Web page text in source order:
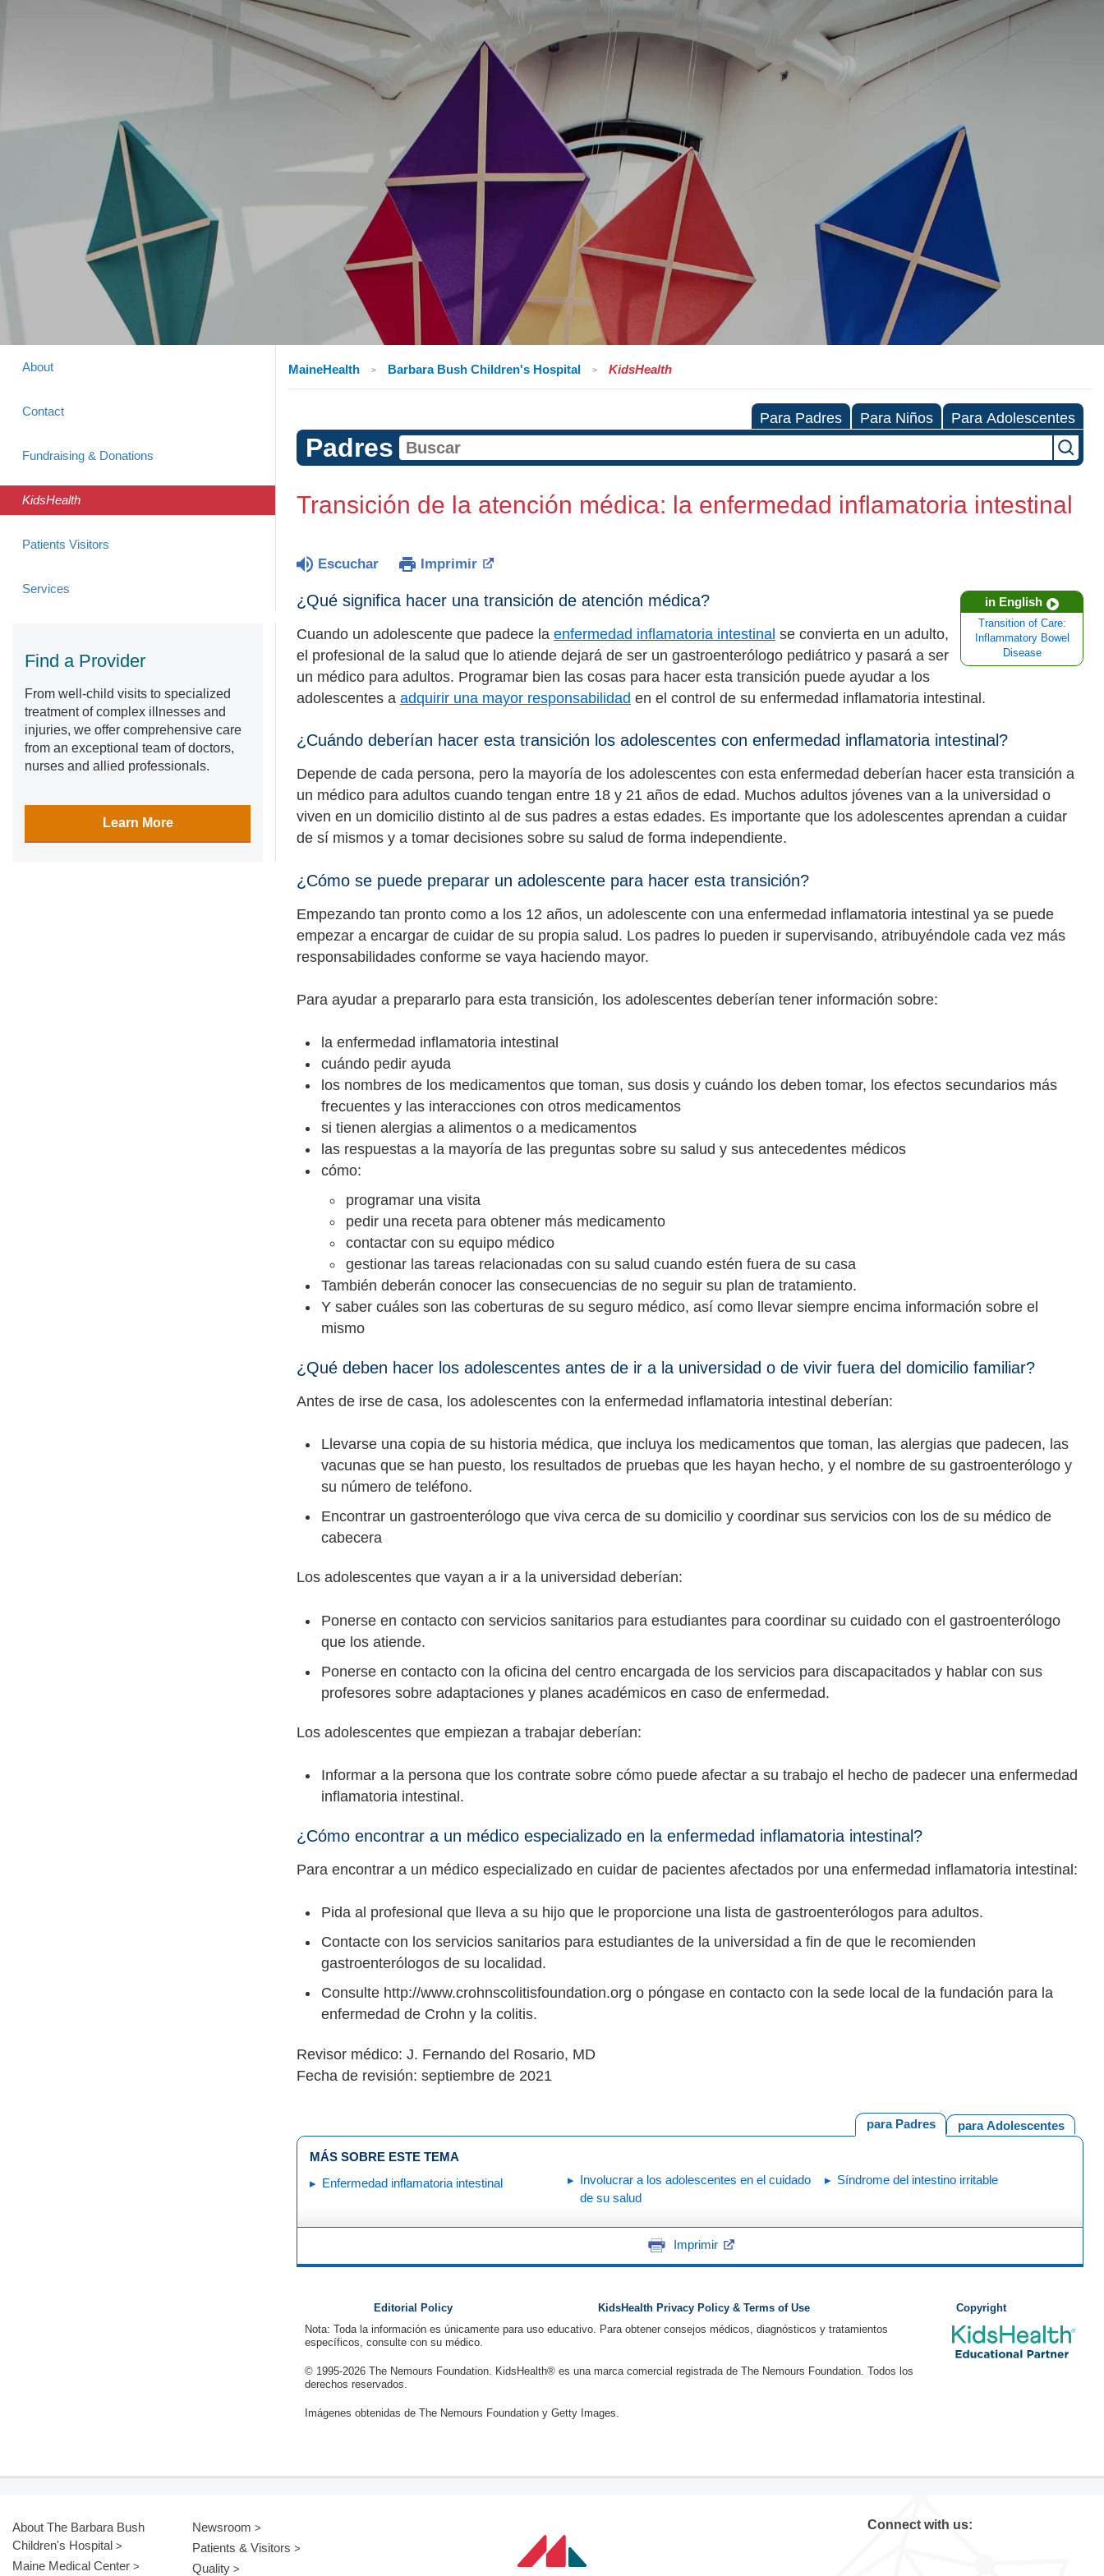
About
Contact
Fundraising & Donations
KidsHealth
Patients Visitors
Services
Find a Provider
From well-child visits to specialized
treatment of complex illnesses and
injuries, we offer comprehensive care
from an exceptional team of doctors,
nurses and allied professionals.
Learn More
MaineHealth Barbara Bush Children's Hospital KidsHealth
Para Padres Para Niños Para Adolescentes
Padres
Transición de la atención médica: la enfermedad inflamatoria intestinal
Escuchar Imprimir
in English
Transition of Care:
Inflammatory Bowel
Disease
¿Qué significa hacer una transición de atención médica?
Cuando un adolescente que padece la enfermedad inflamatoria intestinal se convierta en un adulto,
el profesional de la salud que lo atiende dejará de ser un gastroenterólogo pediátrico y pasará a ser
un médico para adultos. Programar bien las cosas para hacer esta transición puede ayudar a los
adolescentes a adquirir una mayor responsabilidad en el control de su enfermedad inflamatoria intestinal.
¿Cuándo deberían hacer esta transición los adolescentes con enfermedad inflamatoria intestinal?
Depende de cada persona, pero la mayoría de los adolescentes con esta enfermedad deberían hacer esta transición a
un médico para adultos cuando tengan entre 18 y 21 años de edad. Muchos adultos jóvenes van a la universidad o
viven en un domicilio distinto al de sus padres a estas edades. Es importante que los adolescentes aprendan a cuidar
de sí mismos y a tomar decisiones sobre su salud de forma independiente.
¿Cómo se puede preparar un adolescente para hacer esta transición?
Empezando tan pronto como a los 12 años, un adolescente con una enfermedad inflamatoria intestinal ya se puede
empezar a encargar de cuidar de su propia salud. Los padres lo pueden ir supervisando, atribuyéndole cada vez más
responsabilidades conforme se vaya haciendo mayor.
Para ayudar a prepararlo para esta transición, los adolescentes deberían tener información sobre:
la enfermedad inflamatoria intestinal
cuándo pedir ayuda
los nombres de los medicamentos que toman, sus dosis y cuándo los deben tomar, los efectos secundarios más
frecuentes y las interacciones con otros medicamentos
si tienen alergias a alimentos o a medicamentos
las respuestas a la mayoría de las preguntas sobre su salud y sus antecedentes médicos
cómo:
programar una visita
pedir una receta para obtener más medicamento
contactar con su equipo médico
gestionar las tareas relacionadas con su salud cuando estén fuera de su casa
También deberán conocer las consecuencias de no seguir su plan de tratamiento.
Y saber cuáles son las coberturas de su seguro médico, así como llevar siempre encima información sobre el
mismo
¿Qué deben hacer los adolescentes antes de ir a la universidad o de vivir fuera del domicilio familiar?
Antes de irse de casa, los adolescentes con la enfermedad inflamatoria intestinal deberían:
Llevarse una copia de su historia médica, que incluya los medicamentos que toman, las alergias que padecen, las
vacunas que se han puesto, los resultados de pruebas que les hayan hecho, y el nombre de su gastroenterólogo y
su número de teléfono.
Encontrar un gastroenterólogo que viva cerca de su domicilio y coordinar sus servicios con los de su médico de
cabecera
Los adolescentes que vayan a ir a la universidad deberían:
Ponerse en contacto con servicios sanitarios para estudiantes para coordinar su cuidado con el gastroenterólogo
que los atiende.
Ponerse en contacto con la oficina del centro encargada de los servicios para discapacitados y hablar con sus
profesores sobre adaptaciones y planes académicos en caso de enfermedad.
Los adolescentes que empiezan a trabajar deberían:
Informar a la persona que los contrate sobre cómo puede afectar a su trabajo el hecho de padecer una enfermedad
inflamatoria intestinal.
¿Cómo encontrar a un médico especializado en la enfermedad inflamatoria intestinal?
Para encontrar a un médico especializado en cuidar de pacientes afectados por una enfermedad inflamatoria intestinal:
Pida al profesional que lleva a su hijo que le proporcione una lista de gastroenterólogos para adultos.
Contacte con los servicios sanitarios para estudiantes de la universidad a fin de que le recomienden
gastroenterólogos de su localidad.
Consulte http://www.crohnscolitisfoundation.org o póngase en contacto con la sede local de la fundación para la
enfermedad de Crohn y la colitis.
Revisor médico: J. Fernando del Rosario, MD
Fecha de revisión: septiembre de 2021
para Adolescentes
para Padres
MÁS SOBRE ESTE TEMA
Enfermedad inflamatoria intestinal
Involucrar a los adolescentes en el cuidado
de su salud
Síndrome del intestino irritable
Imprimir
Editorial Policy KidsHealth Privacy Policy & Terms of Use
Copyright
Nota: Toda la información es únicamente para uso educativo. Para obtener consejos médicos, diagnósticos y tratamientos
específicos, consulte con su médico.
© 1995-2026 The Nemours Foundation. KidsHealth® es una marca comercial registrada de The Nemours Foundation. Todos los
derechos reservados.
Imágenes obtenidas de The Nemours Foundation y Getty Images.
About The Barbara Bush
Children's Hospital
Maine Medical Center
Newsroom
Patients & Visitors
Quality
Connect with us: